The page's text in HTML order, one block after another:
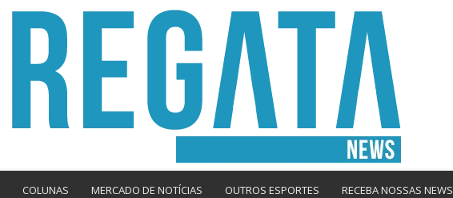
COLUNAS MERCADO DE NOTÍCIAS OUTROS ESPORTES RECEBA NOSSAS NEWS